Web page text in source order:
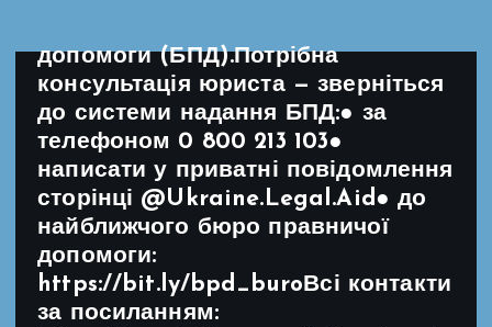
допомоги (БПД).Потрібна
консультація юриста — зверніться
до системи надання БПД:● за
телефоном 0 800 213 103●
написати у приватні повідомлення
сторінці @Ukraine.Legal.Aid● до
найближчого бюро правничої
допомоги:
https://bit.ly/bpd_buroВсі контакти
за посиланням: